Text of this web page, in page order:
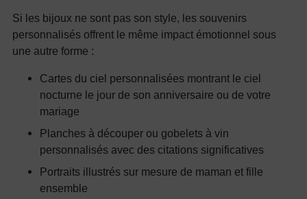
Si les bijoux ne sont pas son style, les souvenirs
personnalisés offrent le même impact émotionnel sous
une autre forme :
Cartes du ciel personnalisées montrant le ciel
nocturne le jour de son anniversaire ou de votre
mariage
Planches à découper ou gobelets à vin
personnalisés avec des citations significatives
Portraits illustrés sur mesure de maman et fille
ensemble